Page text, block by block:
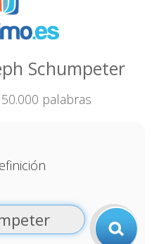
Schumpeter
palabras